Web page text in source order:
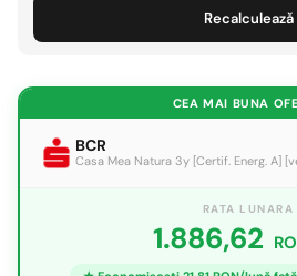
Recalculează
CEA MAI BUNA
BCR
RATA LUNARA
1.886,62